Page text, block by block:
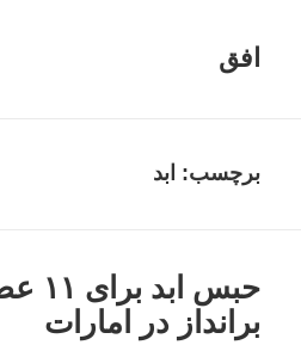
افق
برچسب: ابد
حبس
برانداز در امارات